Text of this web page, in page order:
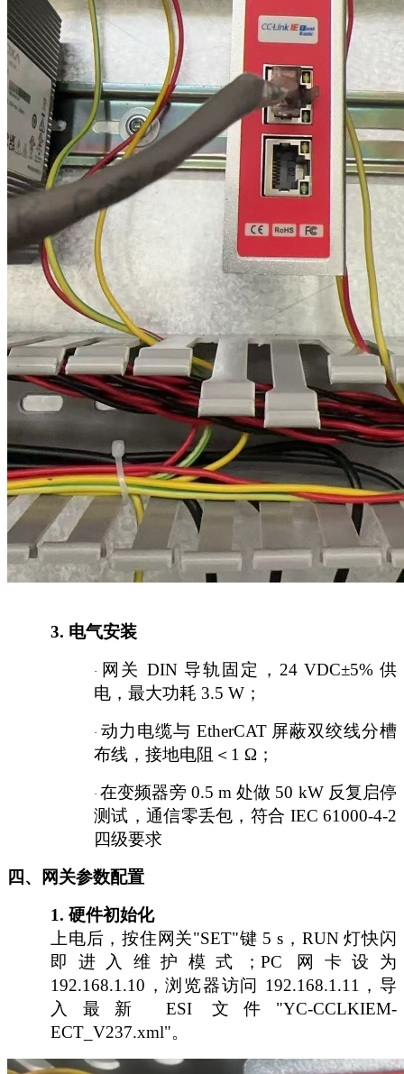
3. 电气安装
· 网关 DIN 导轨固定，24 VDC±5% 供
电，最大功耗 3.5 W；
· 动力电缆与 EtherCAT 屏蔽双绞线分槽
布线，接地电阻＜1 Ω；
·在变频器旁 0.5 m 处做 50 kW 反复启停
测试，通信零丢包，符合 IEC 61000-4-2
四级要求
四、网关参数配置
1. 硬件初始化
上电后，按住网关"SET"键 5 s，RUN 灯快闪
即进入维护模式；PC 网卡设为
192.168.1.10，浏览器访问 192.168.1.11，导
入最新 ESI 文件"YC-CCLKIEM-
ECT_V237.xml"。